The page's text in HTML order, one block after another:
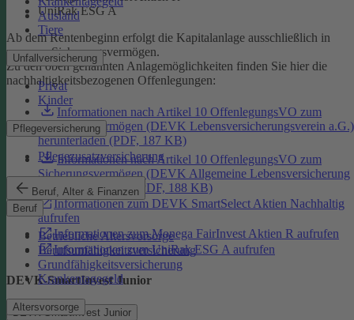
Ausland
Tiere
Unfallversicherung
Privat
Kinder
Pflegeversicherung
Pflegezusatzversicherung
Beruf, Alter & Finanzen
Beruf
Betriebliche Altersvorsorge
Berufsunfähigkeitsversicherung
Grundfähigkeitsversicherung
Krankentagegeld
Altersvorsorge
UniRak ESG A
Ab dem Rentenbeginn erfolgt die Kapitalanlage ausschließlich in
unserem Sicherungsvermögen.
Zu den oben genannten Anlagemöglichkeiten finden Sie hier die
nachhaltigkeitsbezogenen Offenlegungen:
Informationen nach Artikel 10 OffenlegungsVO zum
Sicherungsvermögen (DEVK Lebensversicherungsverein a.G.)
herunterladen (PDF, 187 KB)
Informationen nach Artikel 10 OffenlegungsVO zum
Sicherungsvermögen (DEVK Allgemeine Lebensversicherung
AG) herunterladen (PDF, 188 KB)
Informationen zum DEVK SmartSelect Aktien Nachhaltig
aufrufen
Informationen zum Monega FairInvest Aktien R aufrufen
Informationen zum UniRak ESG A aufrufen
DEVK-SmartInvest Junior
DEVK-SmartInvest Junior